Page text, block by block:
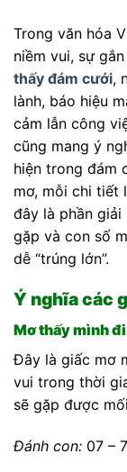
Trong văn hóa
niềm vui, sự
thấy đám cưới,
lành, báo hiệu
cảm lẫn công
cũng mang ý
hiện trong đám
mơ, mỗi chi tiết
đây là phần
gặp và con số
dễ “trúng lớn”.
Ý nghĩa các
Mơ thấy mình
Đây là giấc mơ
vui trong thời
sẽ gặp được
Đánh con: 07 –